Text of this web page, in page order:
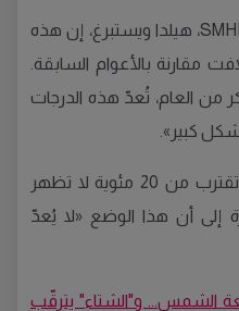
وقالت خبيرة الأرصاد الجوية في SMHI، هيلدا ويستبرغ، إن هذه
مقارنة بالأعوام السابقة.
من العام، تُعدّ هذه الدرجات
كبير».
وأضافت أن درجات الحرارة التي تقترب من 20 مئوية لا تظهر
إلى أن هذا الوضع «لا يُعدّ
الشمس... و"الشتاء" يترقّب